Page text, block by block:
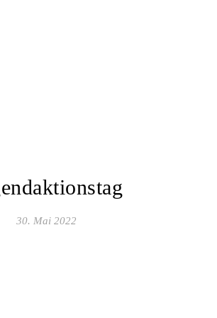
30. Mai 2022